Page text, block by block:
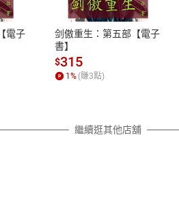
本店是否提供消費者保護法七日猶
之權利，遽消費者保護法及通訊交
除權合理例外情事適用準則，依商
質各有不同規定。詳細退換貨說明
照各商品說明。
電子
剑傲重生：第五部【電子
書】
$315
1 % (賺3點)
繼續逛其他店舖